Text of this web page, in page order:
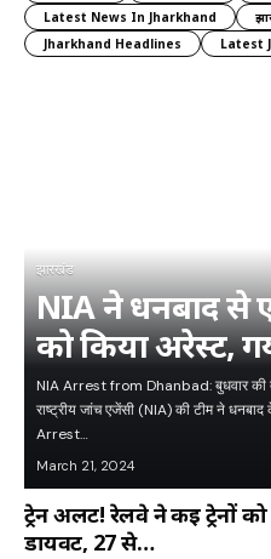
Latest News In Jharkhand
Jharkhand Headlines
Latest
झारखंड
NIA ने धनबाद से
को किया अरेस्ट,
नक्सलियों…
NIA Arrest from Dhanbad: बुधवार की
राष्ट्रीय जांच एजेंसी (NIA) की टीम ने
Arrest…
March 21, 2024
ट्रेन अलर्ट! रेलवे ने कई ट्रेनों
डायवर्ट, 27 से…